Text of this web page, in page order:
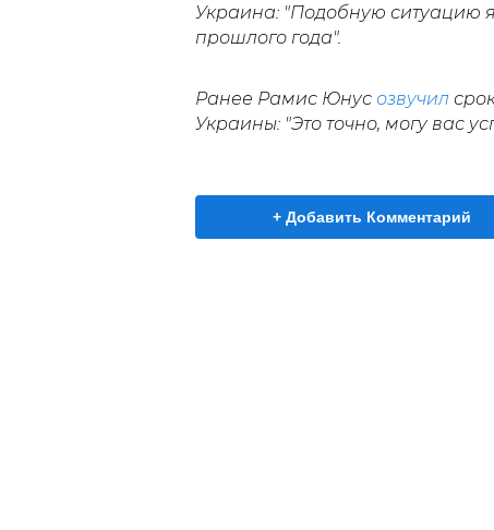
Украина: "Подобную ситуацию
прошлого года".
Ранее Рамис Юнус озвучил
Украины: "Это точно, могу вас
+ Добавить Комментарий